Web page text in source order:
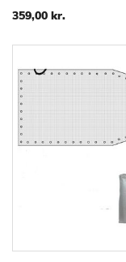
359,00 kr.